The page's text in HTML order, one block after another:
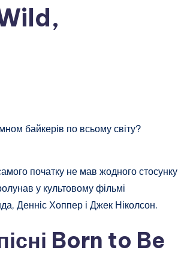
байкерів по всьому світу?
початку не мав жодного стосунку
у культовому фільмі
Денніс Хоппер і Джек Ніколсон.
Born to Be